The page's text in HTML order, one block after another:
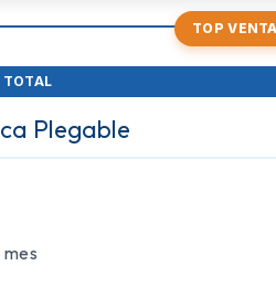
TOP
TOTAL
Plegable